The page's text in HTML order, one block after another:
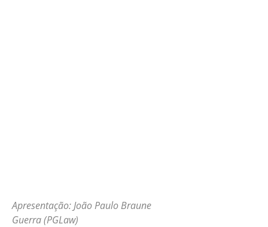
Apresentação: João Paulo Braune
Guerra (PGLaw)